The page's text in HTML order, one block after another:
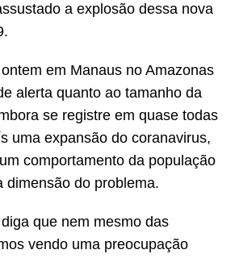
a explosão dessa nova
em Manaus no Amazonas
alerta quanto ao tamanho da
se registre em quase todas
uma expansão do coranavirus,
comportamento da população
dimensão do problema.
que nem mesmo das
vendo uma preocupação